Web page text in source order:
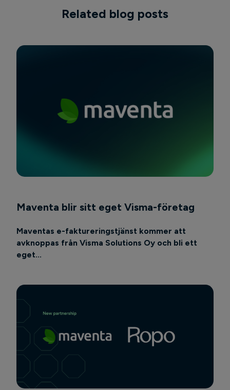
Related blog posts
Maventa blir sitt eget Visma-företag
Maventas e-faktureringstjänst kommer att
avknoppas från Visma Solutions Oy och bli ett
eget...